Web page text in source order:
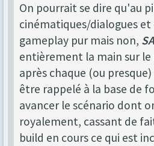
On pourrait se dire qu'au
cinématiques/dialogues
gameplay pur mais non,
entièrement la main sur le
après chaque (ou
être rappelé à la base de
avancer le scénario dont
royalement, cassant de
build en cours ce qui est